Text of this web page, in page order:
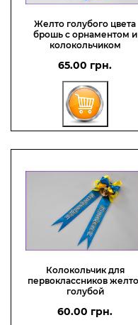
Желто голубого цвета
брошь с орнаментом и
колокольчиком
65.00 грн.
Колокольчик для
первоклассников
голубой
60.00 грн.